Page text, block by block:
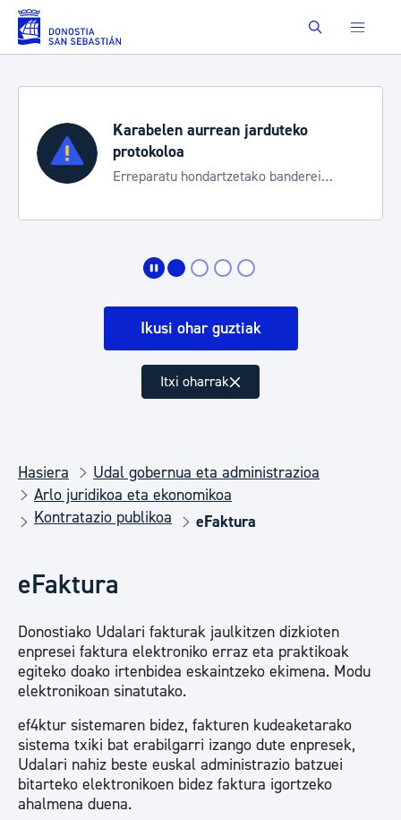
Eduki nagusira joan Buscar
Karabelen aurrean jarduteko
protokoloa
Erreparatu hondartzetako banderei
Ikusi ohar guztiak
Itxi oharrak
Hasiera
Udal gobernua eta administrazioa
Arlo juridikoa eta ekonomikoa
Kontratazio publikoa
eFaktura
eFaktura
Donostiako Udalari fakturak jaulkitzen dizkioten
enpresei faktura elektroniko erraz eta praktikoak
egiteko doako irtenbidea eskaintzeko ekimena. Modu
elektronikoan sinatutako.
ef4ktur sistemaren bidez, fakturen kudeaketarako
sistema txiki bat erabilgarri izango dute enpresek,
Udalari nahiz beste euskal administrazio batzuei
bitarteko elektronikoen bidez faktura igortzeko
ahalmena duena.